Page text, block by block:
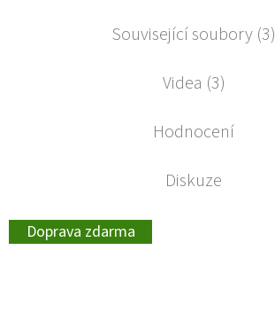
Související soubory (3)
Videa (3)
Hodnocení
Diskuze
Doprava zdarma